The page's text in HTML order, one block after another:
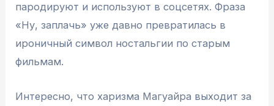
пародируют и используют в соцсетях. Фраза
«Ну, заплачь» уже давно превратилась в
ироничный символ ностальгии по старым
фильмам.
Интересно, что харизма Магуайра выходит за